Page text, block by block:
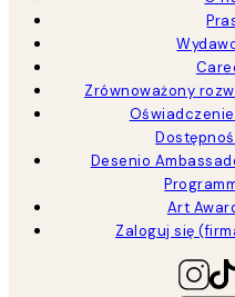
Zrównoważony
Desenio
Art
Zaloguj się